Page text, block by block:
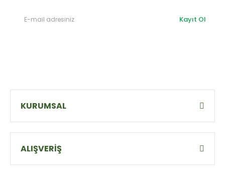
Kayıt Ol
KURUMSAL
ALIŞVERİŞ